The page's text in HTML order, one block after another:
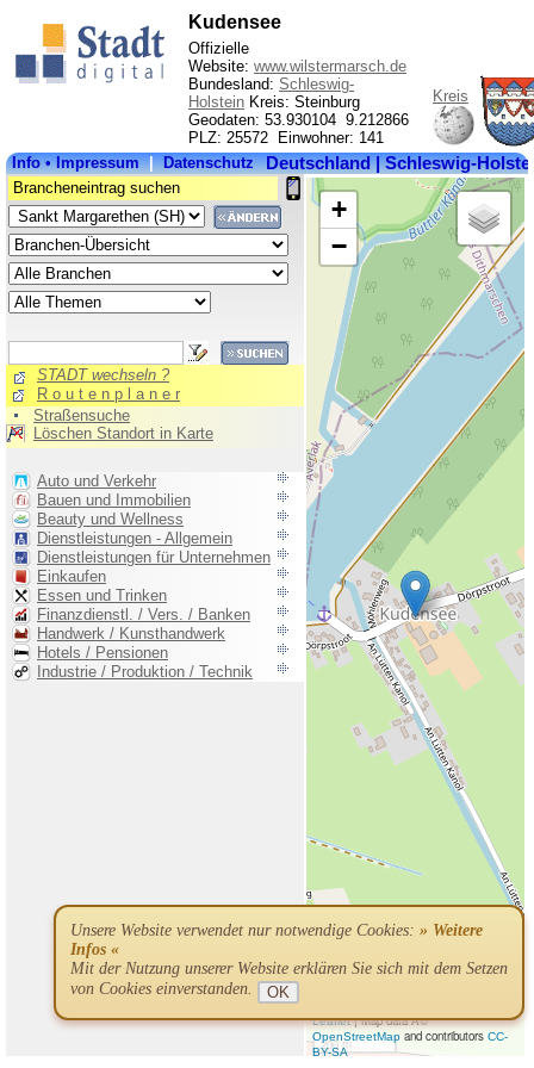
Kudensee
Offizielle
Website: www.wilstermarsch.de
Bundesland: Schleswig-
Holstein Kreis: Steinburg
Geodaten: 53.930104 9.212866
PLZ: 25572 Einwohner: 141
Kreis
Unsere Website verwendet nur notwendige Cookies: » Weitere
Infos «
Mit der Nutzung unserer Website erklären Sie sich mit dem Setzen
von Cookies einverstanden.
OK